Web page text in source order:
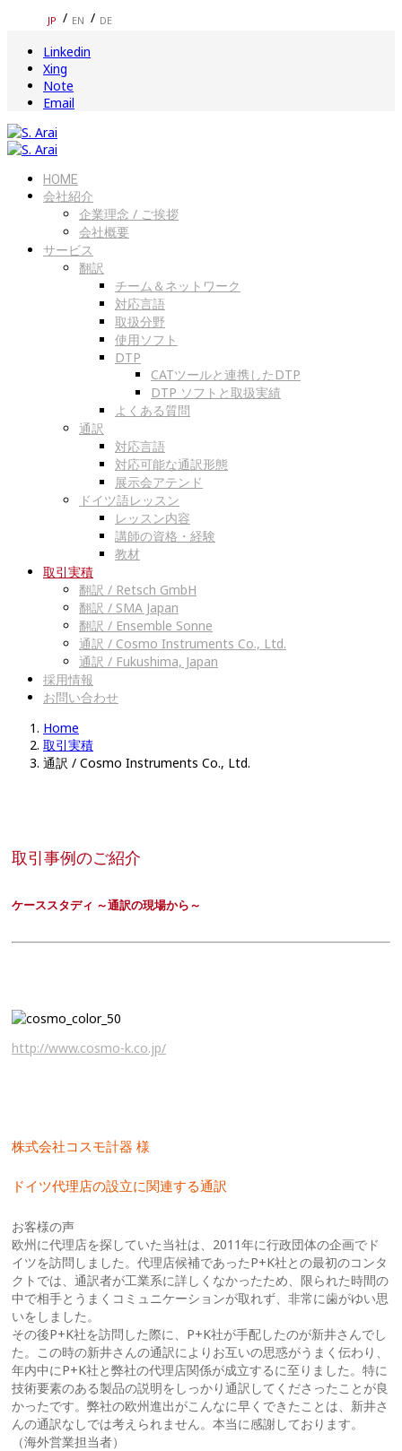
JP EN DE
Linkedin
Xing
Note
Email
HOME
会社紹介
企業理念 / ご挨拶
会社概要
サービス
翻訳
チーム＆ネットワーク
対応言語
取扱分野
使用ソフト
DTP
CATツールと連携したDTP
DTP ソフトと取扱実績
よくある質問
通訳
対応言語
対応可能な通訳形態
展示会アテンド
ドイツ語レッスン
レッスン内容
講師の資格・経験
教材
取引実積
翻訳 / Retsch GmbH
翻訳 / SMA Japan
翻訳 / Ensemble Sonne
通訳 / Cosmo Instruments Co., Ltd.
通訳 / Fukushima, Japan
採用情報
お問い合わせ
Home
取引実積
通訳 / Cosmo Instruments Co., Ltd.
取引事例のご紹介
ケーススタディ ～通訳の現場から～
http://www.cosmo-k.co.jp/
株式会社コスモ計器 様
ドイツ代理店の設立に関連する通訳
お客様の声
欧州に代理店を探していた当社は、2011年に行政団体の企画でド
イツを訪問しました。代理店候補であったP+K社との最初のコンタ
クトでは、通訳者が工業系に詳しくなかったため、限られた時間の
中で相手とうまくコミュニケーションが取れず、非常に歯がゆい思
いをしました。
その後P+K社を訪問した際に、P+K社が手配したのが新井さんでし
た。この時の新井さんの通訳によりお互いの思惑がうまく伝わり、
年内中にP+K社と弊社の代理店関係が成立するに至りました。特に
技術要素のある製品の説明をしっかり通訳してくださったことが良
かったです。弊社の欧州進出がこんなに早くできたことは、新井さ
んの通訳なしでは考えられません。本当に感謝しております。
（海外営業担当者）